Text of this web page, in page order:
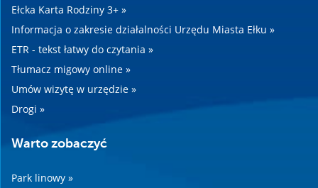
Ełcka Karta Rodziny 3+ »
Informacja o zakresie działalności Urzędu Miasta Ełku »
ETR - tekst łatwy do czytania »
Tłumacz migowy online »
Umów wizytę w urzędzie »
Drogi »
Warto zobaczyć
Park linowy »